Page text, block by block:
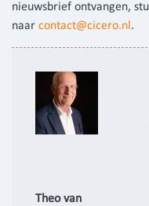
nieuwsbrief ontvangen,
naar contact@cicero.nl .
Theo van